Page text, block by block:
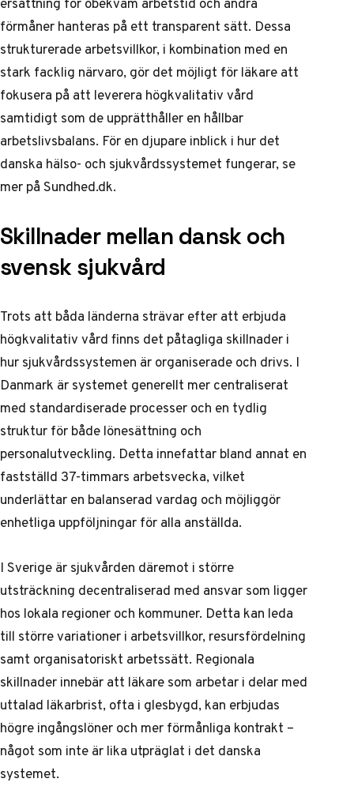
förmåner hanteras på ett transparent sätt. Dessa
strukturerade arbetsvillkor, i kombination med en
stark facklig närvaro, gör det möjligt för läkare att
fokusera på att leverera högkvalitativ vård
samtidigt som de upprätthåller en hållbar
arbetslivsbalans. För en djupare inblick i hur det
danska hälso- och sjukvårdssystemet fungerar, se
mer påSundhed.dk.
Skillnader mellan dansk och
svensk sjukvård
Trots att båda länderna strävar efter att erbjuda
högkvalitativ vård finns det påtagliga skillnader i
hur sjukvårdssystemen är organiserade och drivs. I
Danmark är systemet generellt mer centraliserat
med standardiserade processer och en tydlig
struktur för både lönesättning och
personalutveckling. Detta innefattar bland annat en
fastställd 37-timmars arbetsvecka, vilket
underlättar en balanserad vardag och möjliggör
enhetliga uppföljningar för alla anställda.
I Sverige är sjukvården däremot i större
utsträckning decentraliserad med ansvar som ligger
hos lokala regioner och kommuner. Detta kan leda
till större variationer i arbetsvillkor, resursfördelning
samt organisatoriskt arbetssätt. Regionala
skillnader innebär att läkare som arbetar i delar med
uttalad läkarbrist, ofta i glesbygd, kan erbjudas
högre ingångslöner och mer förmånliga kontrakt –
något som inte är lika utpräglat i det danska
systemet.